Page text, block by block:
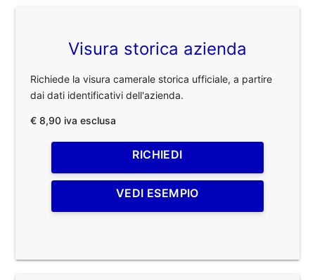
Visura storica azienda
Richiede la visura camerale storica ufficiale, a partire
dai dati identificativi dell'azienda.
€ 8,90 iva esclusa
RICHIEDI
VEDI ESEMPIO